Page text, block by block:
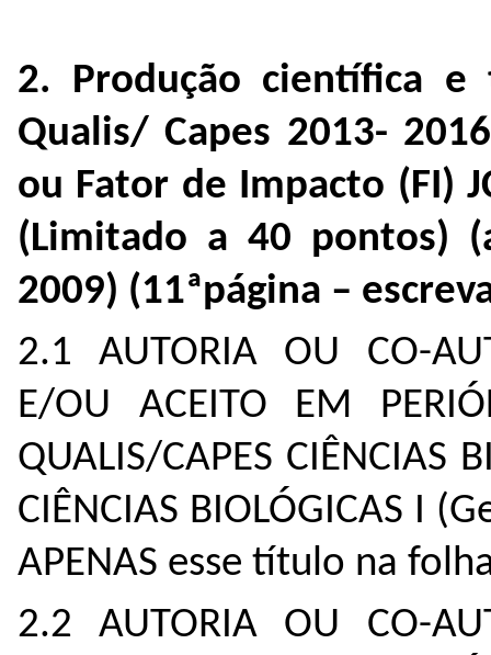
2. Produção científica e
Qualis/ Capes 2013-
ou Fator de Impacto (FI)
(Limitado a 40 pontos)
2009) (11ªpágina –
2.1 AUTORIA OU CO-
E/OU ACEITO EM
QUALIS/CAPES
CIÊNCIAS BIOLÓGICAS I
APENAS esse título na
2.2 AUTORIA OU CO-